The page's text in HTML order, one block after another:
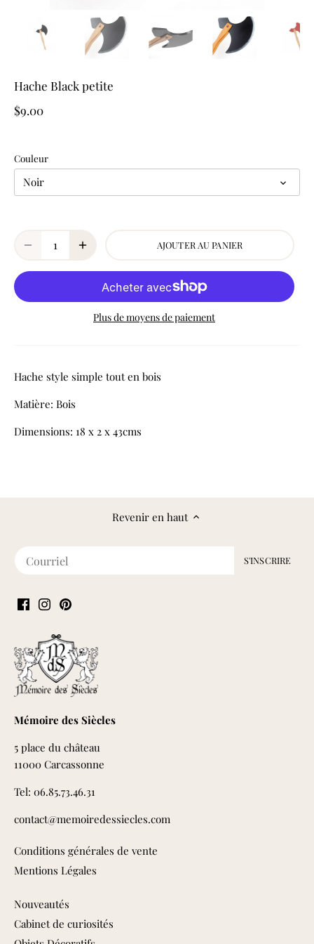
Hache Black petite
$9.00
Couleur
Noir
AJOUTER AU PANIER
Plus de moyens de paiement
Hache style simple tout en bois
Matière: Bois
Dimensions: 18 x 2 x 43cms
Revenir en haut
Mémoire des Siècles
5 place du château
11000 Carcassonne
Tel: 06.85.73.46.31
contact@memoiredessiecles.com
Conditions générales de vente
Mentions Légales
Nouveautés
Cabinet de curiosités